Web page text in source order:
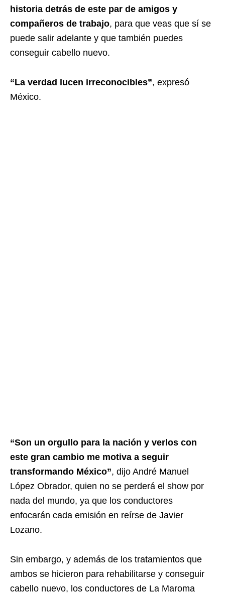
historia detrás de este par de amigos y
compañeros de trabajo, para que veas que sí se
puede salir adelante y que también puedes
conseguir cabello nuevo.
“La verdad lucen irreconocibles”, expresó
México.
“Son un orgullo para la nación y verlos con
este gran cambio me motiva a seguir
transformando México”, dijo André Manuel
López Obrador, quien no se perderá el show por
nada del mundo, ya que los conductores
enfocarán cada emisión en reírse de Javier
Lozano.
Sin embargo, y además de los tratamientos que
ambos se hicieron para rehabilitarse y conseguir
cabello nuevo, los conductores de La Maroma